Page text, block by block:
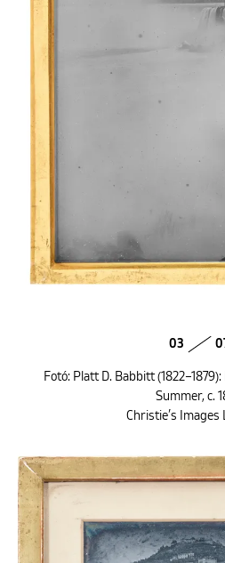
03
Fotó: Platt D. Babbitt
Summer, c.
Christie’s Images